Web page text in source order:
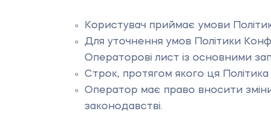
Користувач приймає умови
Для уточнення умов Політики
Операторові лист із основними
Строк, протягом якого ця
Оператор має право вносити зміни
законодавстві.